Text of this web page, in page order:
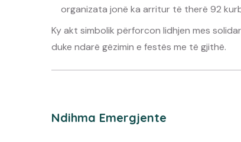
organizata jonë ka arritur të therë 92
Ky akt simbolik përforcon lidhjen mes
duke ndarë gëzimin e festës me të gjithë.
Ndihma Emergjente